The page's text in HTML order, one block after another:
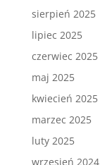
sierpień 2025
lipiec 2025
czerwiec 2025
maj 2025
kwiecień 2025
marzec 2025
luty 2025
wrzesień 2024